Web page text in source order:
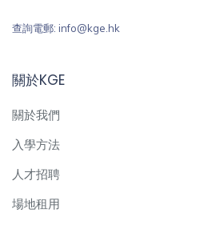
查詢電郵: info@kge.hk
關於KGE
關於我們
入學方法
人才招聘
場地租用